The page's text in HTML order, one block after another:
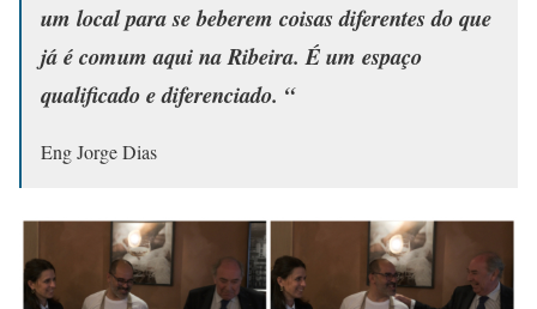
um local para se beberem coisas diferentes do que
já é comum aqui na Ribeira. É um espaço
qualificado e diferenciado. “
Eng Jorge Dias